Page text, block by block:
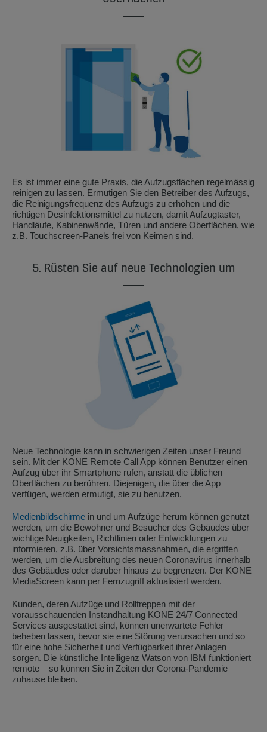
Es ist immer eine gute Praxis, die Aufzugsflächen regelmässig
reinigen zu lassen. Ermutigen Sie den Betreiber des Aufzugs,
die Reinigungsfrequenz des Aufzugs zu erhöhen und die
richtigen Desinfektionsmittel zu nutzen, damit Aufzugtaster,
Handläufe, Kabinenwände, Türen und andere Oberflächen, wie
z.B. Touchscreen-Panels frei von Keimen sind.
5. Rüsten Sie auf neue Technologien um
Neue Technologie kann in schwierigen Zeiten unser Freund
sein. Mit der KONE Remote Call App können Benutzer einen
Aufzug über ihr Smartphone rufen, anstatt die üblichen
Oberflächen zu berühren. Diejenigen, die über die App
verfügen, werden ermutigt, sie zu benutzen.
Medienbildschirme in und um Aufzüge herum können genutzt
werden, um die Bewohner und Besucher des Gebäudes über
wichtige Neuigkeiten, Richtlinien oder Entwicklungen zu
informieren, z.B. über Vorsichtsmassnahmen, die ergriffen
werden, um die Ausbreitung des neuen Coronavirus innerhalb
des Gebäudes oder darüber hinaus zu begrenzen. Der KONE
MediaScreen kann per Fernzugriff aktualisiert werden.
Kunden, deren Aufzüge und Rolltreppen mit der
vorausschauenden Instandhaltung KONE 24/7 Connected
Services ausgestattet sind, können unerwartete Fehler
beheben lassen, bevor sie eine Störung verursachen und so
für eine hohe Sicherheit und Verfügbarkeit ihrer Anlagen
sorgen. Die künstliche Intelligenz Watson von IBM funktioniert
remote – so können Sie in Zeiten der Corona-Pandemie
zuhause bleiben.